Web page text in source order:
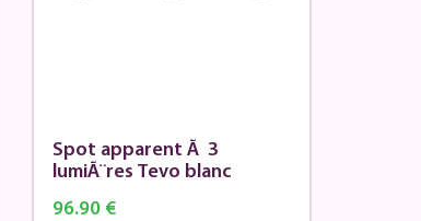
Spot apparent Ã 3
lumiÃ¨res Tevo blanc
96.90 €